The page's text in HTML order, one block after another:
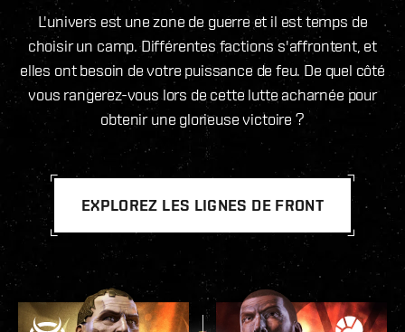
L'univers est une zone de guerre et il est temps de
choisir un camp. Différentes factions s'affrontent, et
elles ont besoin de votre puissance de feu. De quel côté
vous rangerez-vous lors de cette lutte acharnée pour
obtenir une glorieuse victoire ?
EXPLOREZ LES LIGNES DE FRONT